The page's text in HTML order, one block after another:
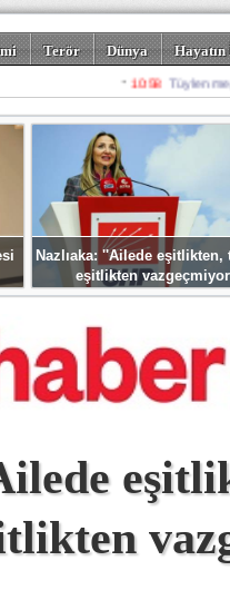
Terör Dünya
Spor Misafir
Nazlıaka: ''Ailede eşitlikten,
eşitlikten